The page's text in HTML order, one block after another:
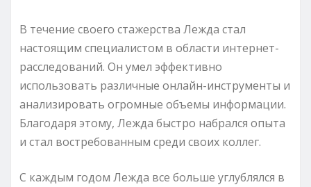
В течение своего стажерства Лежда стал
настоящим специалистом в области интернет-
расследований. Он умел эффективно
использовать различные онлайн-инструменты и
анализировать огромные объемы информации.
Благодаря этому, Лежда быстро набрался опыта
и стал востребованным среди своих коллег.
С каждым годом Лежда все больше углублялся в